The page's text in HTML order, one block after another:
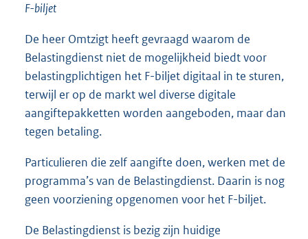
F-biljet
De heer Omtzigt heeft gevraagd waarom de
Belastingdienst niet de mogelijkheid biedt voor
belastingplichtigen het F-biljet digitaal in te sturen,
terwijl er op de markt wel diverse digitale
aangiftepakketten worden aangeboden, maar dan
tegen betaling.
Particulieren die zelf aangifte doen, werken met de
programma’s van de Belastingdienst. Daarin is nog
geen voorziening opgenomen voor het F-biljet.
De Belastingdienst is bezig zijn huidige